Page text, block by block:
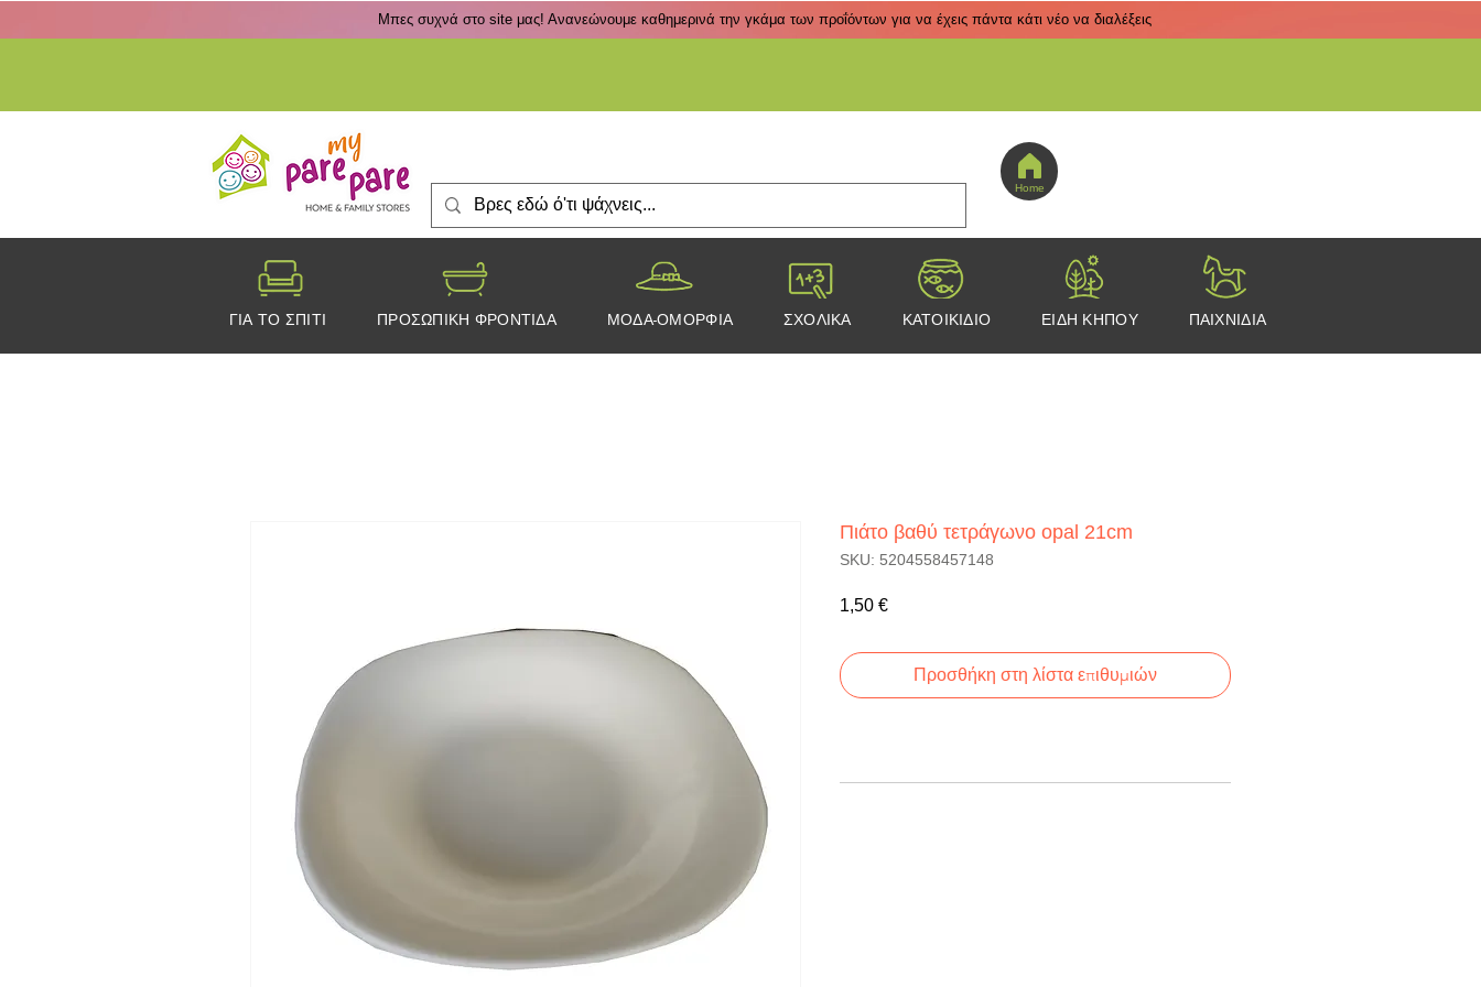
Μπες συχνά στο site μας! Ανανεώνουμε καθημερινά την γκάμα των προΐόντων για να έχεις πάντα κάτι νέο να διαλέξεις
Home
ΓΙΑ ΤΟ ΣΠΙΤΙ ΠΡΟΣΩΠΙΚΗ ΦΡΟΝΤΙΔΑ ΜΟΔΑ-ΟΜΟΡΦΙΑ ΣΧΟΛΙΚΑ ΚΑΤΟΙΚΙΔΙΟ ΕΙΔΗ ΚΗΠΟΥ ΠΑΙΧΝΙΔΙΑ
Πιάτο βαθύ τετράγωνο opal 21cm
SKU: 5204558457148
1,50 €Τιμή
Προσθήκη στη λίστα επιθυμιών